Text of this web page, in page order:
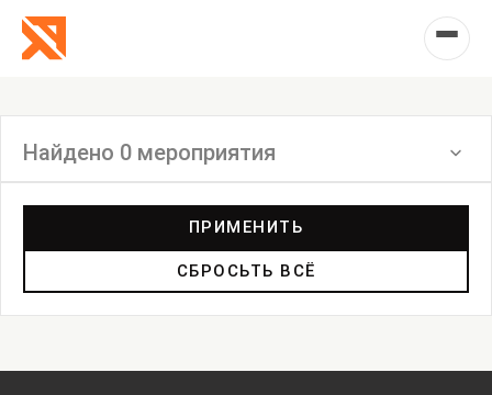
Найдено 0 мероприятия
Инсталляция
ПРИМЕНИТЬ
СБРОСЬТЬ ВСЁ